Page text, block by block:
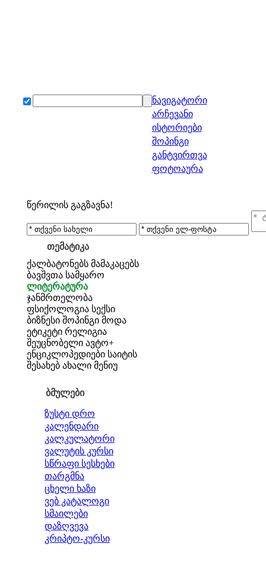
ნავიგატორი
არჩევანი
ისტორიები
შოპინგი
განტვირთვა
ფოტოაურა
წერილის გაგზავნა!
თემატიკა
ქალბატონებს მამაკაცებს
ბავშვთა სამყარო
ლიტერატურა
ჯანმრთელობა
ფსიქოლოგია სექსი
ბიზნესი შოპინგი მოდა
ეტიკეტი რელიგია
შეუცნობელი ავტო+
ენციკლოპედიები საიტის
შესახებ ახალი მენიუ
ბმულები
ზუსტი დრო
კალენდარი
კალკულატორი
ვალუტის კურსი
სწრაფი სესხები
თარგმნა
ცხელი ხაზი
ვებ კატალოგი
სმაილები
დაზღვევა
კრიპტო-კურსი